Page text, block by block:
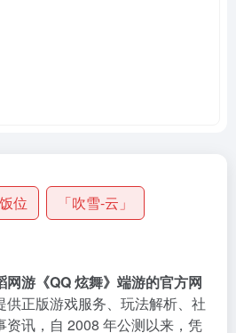
位 「吹雪-云」
网游《QQ 炫舞》端游的官方网
供正版游戏服务、玩法解析、社
资讯，自 2008 年公测以来，凭